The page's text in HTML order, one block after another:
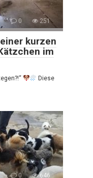
0 251
kurzen
im
Diese
0 646